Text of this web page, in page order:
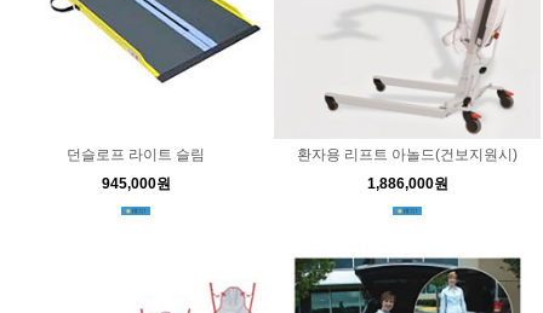
던슬로프 라이트 슬림
945,000원
환자용 리프트 아놀드(건보지원시)
1,886,000원